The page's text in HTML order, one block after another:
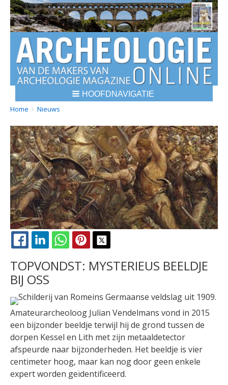
HOOFDNAVIGATIE
BREADCRUMBS
YOU
HERE:
Home Nieuws
FACEBOOK
LINKEDINWHATSAPPPINTEREST
TOPVONDST: MYSTERIEUS BEELDJE
BIJ OSS
Amateurarcheoloog Julian Vendelmans vond in 2015
een bijzonder beeldje terwijl hij de grond tussen de
dorpen Kessel en Lith met zijn metaaldetector
afspeurde naar bijzonderheden. Het beeldje is vier
centimeter hoog, maar kan nog door geen enkele
expert worden geïdentificeerd.